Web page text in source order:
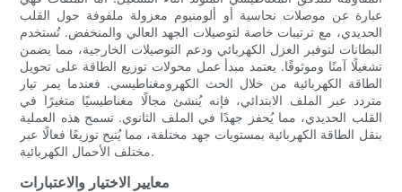
عبارة عن موصلات نحاسية أو ألومنيوم معزولة ملفوفة حول القلب
الحديدي، مع ترتيبات خاصة لتوصيلات الجهد العالي والمنخفض. تُستخدم
البطانات لتوفير العزل الكهربائي ودعم التوصيلات الخارجية، مما يضمن
تشغيلًا آمنًا وموثوقًا. يعتمد مبدأ عمل محولات توزيع الطاقة على تحويل
الطاقة الكهربائية من خلال الحث الكهرومغناطيسي. فعندما يمر تيار
متردد عبر الملف الابتدائي، فإنه يُنشئ مجالًا مغناطيسيًا متغيرًا في
القلب الحديدي، مما يُحفز جهدًا في الملف الثانوي. تسمح هذه العملية
بنقل الطاقة الكهربائية بمستويات جهد مختلفة، مما يُتيح توزيعًا فعالًا عبر
مختلف الأحمال الكهربائية.
معايير الاختيار والاعتبارات